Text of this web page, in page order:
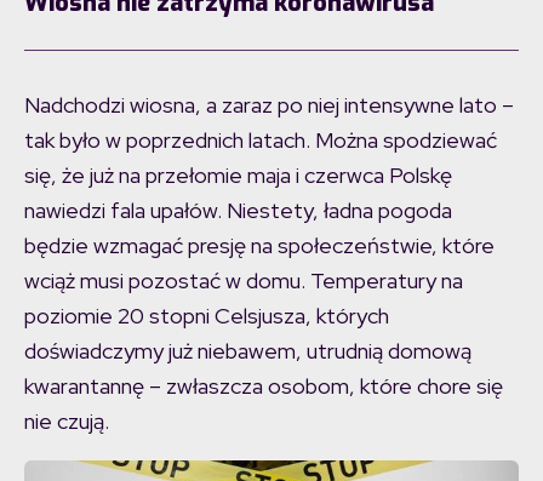
Nadchodzi wiosna, a zaraz po niej intensywne lato –
tak było w poprzednich latach. Można spodziewać
się, że już na przełomie maja i czerwca Polskę
nawiedzi fala upałów. Niestety, ładna pogoda
będzie wzmagać presję na społeczeństwie, które
wciąż musi pozostać w domu. Temperatury na
poziomie 20 stopni Celsjusza, których
doświadczymy już niebawem, utrudnią domową
kwarantannę – zwłaszcza osobom, które chore się
nie czują.